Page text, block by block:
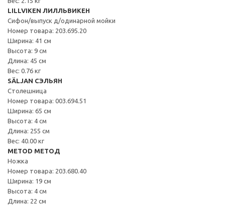
LILLVIKEN ЛИЛЛЬВИКЕН
Сифон/выпуск д/одинарной мойки
Номер товара: 203.695.20
Ширина: 41 см
Высота: 9 см
Длина: 45 см
Вес: 0.76 кг
SÄLJAN СЭЛЬЯН
Столешница
Номер товара: 003.694.51
Ширина: 65 см
Высота: 4 см
Длина: 255 см
Вес: 40.00 кг
METOD МЕТОД
Ножка
Номер товара: 203.680.40
Ширина: 19 см
Высота: 4 см
Длина: 22 см